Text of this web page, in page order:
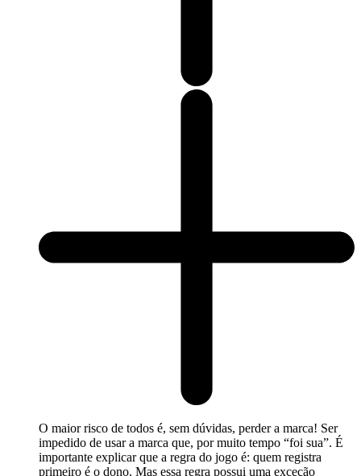
O maior risco de todos é, sem dúvidas, perder a marca! Ser
impedido de usar a marca que, por muito tempo “foi sua”. É
importante explicar que a regra do jogo é: quem registra
primeiro é o dono. Mas essa regra possui uma exceção